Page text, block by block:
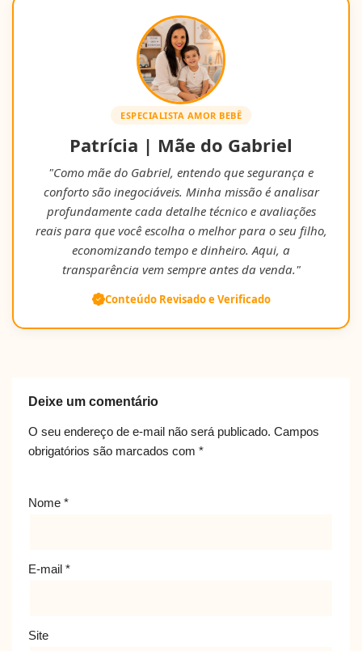
ESPECIALISTA AMOR BEBÊ
Patrícia | Mãe do Gabriel
"Como mãe do Gabriel, entendo que segurança e
conforto são inegociáveis. Minha missão é analisar
profundamente cada detalhe técnico e avaliações
reais para que você escolha o melhor para o seu filho,
economizando tempo e dinheiro. Aqui, a
transparência vem sempre antes da venda."
Conteúdo Revisado e Verificado
Deixe um comentário
O seu endereço de e-mail não será publicado. Campos
obrigatórios são marcados com *
Nome *
E-mail *
Site